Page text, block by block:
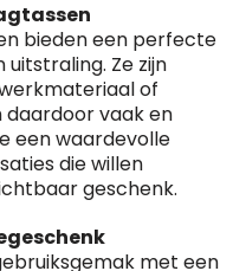
bieden een perfecte
Ze zijn
of
daardoor vaak en
een waardevolle
die willen
geschenk.
met een